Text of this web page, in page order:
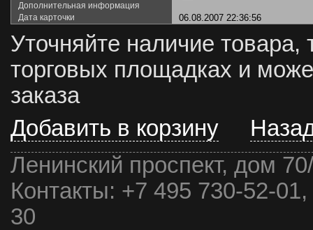
Дополнительная информация
Дата карточки
06.08.2007 22:36:56
Уточняйте наличие товара,
торговых площадках и
заказа
Добавить в корзину
Ленинский проспект, дом
Контакты: +7 495 730-52-
30